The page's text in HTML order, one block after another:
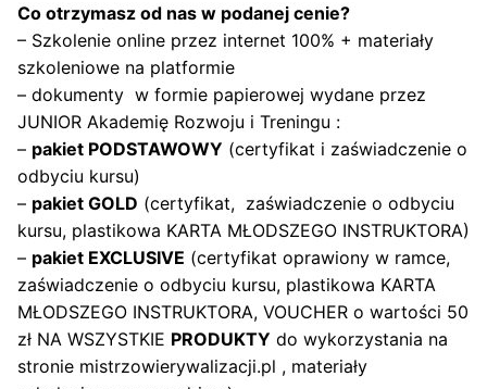
Co otrzymasz od nas w podanej cenie?
– Szkolenie online przez internet 100% + materiały
szkoleniowe na platformie
– dokumenty w formie papierowej wydane przez
JUNIOR Akademię Rozwoju i Treningu :
– pakiet PODSTAWOWY (certyfikat i zaświadczenie o
odbyciu kursu)
– pakiet GOLD (certyfikat, zaświadczenie o odbyciu
kursu, plastikowa KARTA MŁODSZEGO INSTRUKTORA)
– pakiet EXCLUSIVE (certyfikat oprawiony w ramce,
zaświadczenie o odbyciu kursu, plastikowa KARTA
MŁODSZEGO INSTRUKTORA, VOUCHER o wartości 50
zł NA WSZYSTKIE PRODUKTY do wykorzystania na
stronie mistrzowierywalizacji.pl , materiały